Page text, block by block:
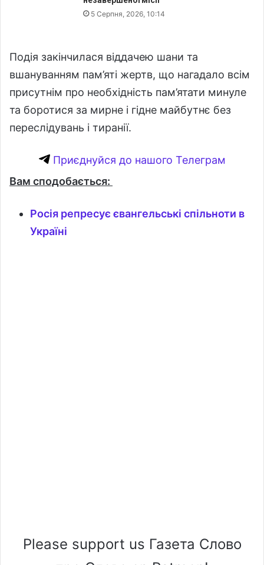
5 Серпня, 2026, 10:14
Подія закінчилася віддачею шани та
вшануванням пам’яті жертв, що нагадало всім
присутнім про необхідність пам’ятати минуле
та боротися за мирне і гідне майбутнє без
переслідувань і тиранії.
Приєднуйся до нашого Телеграм
Вам сподобається:
Росія репресує євангельські спільноти в
Україні
Please support us Газета Слово